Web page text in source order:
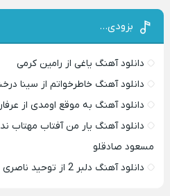
بزودی…
دانلود آهنگ یاغی از رامین کرمی
دانلود آهنگ خاطرخواتم از سینا
دانلود آهنگ به موقع اومدی از
دانلود آهنگ یار من آفتاب
مسعود صادقلو
دانلود آهنگ دلبر 2 از توحید ناصری